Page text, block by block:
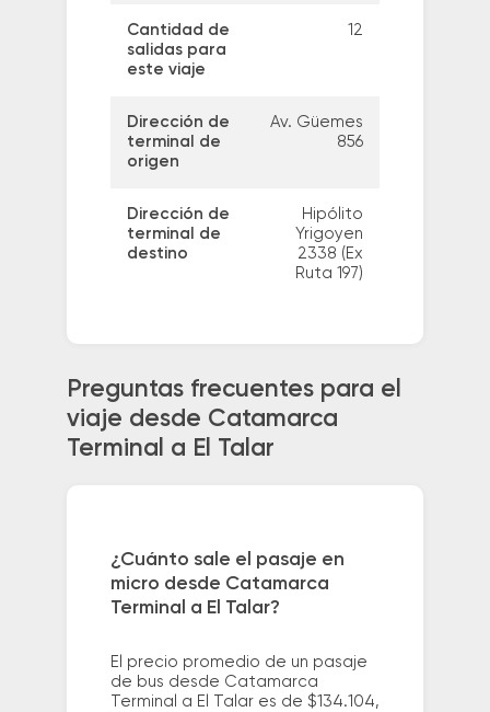
Cantidad de
salidas para
este viaje
12
Dirección de
terminal de
origen
Av. Güemes
856
Dirección de
terminal de
destino
Hipólito
Yrigoyen
2338 (Ex
Ruta 197)
Preguntas frecuentes para el
viaje desde Catamarca
Terminal a El Talar
¿Cuánto sale el pasaje en
micro desde Catamarca
Terminal a El Talar?
El precio promedio de un pasaje
de bus desde Catamarca
Terminal a El Talar es de $134.104,